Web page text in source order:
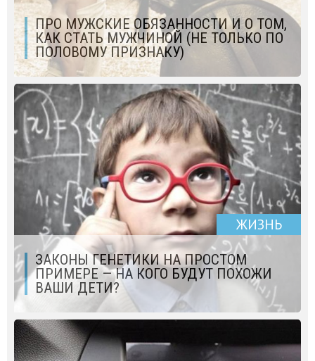
ПРО МУЖСКИЕ ОБЯЗАННОСТИ И О ТОМ,
КАК СТАТЬ МУЖЧИНОЙ (НЕ ТОЛЬКО ПО
ПОЛОВОМУ ПРИЗНАКУ)
ЖИЗНЬ
ЗАКОНЫ ГЕНЕТИКИ НА ПРОСТОМ
ПРИМЕРЕ — НА КОГО БУДУТ ПОХОЖИ
ВАШИ ДЕТИ?